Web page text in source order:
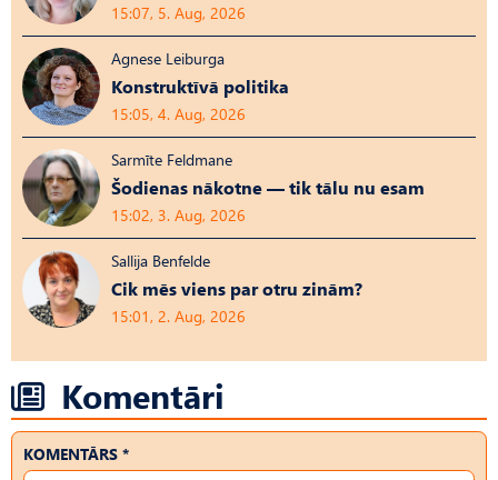
15:07, 5. Aug, 2026
Agnese Leiburga
Konstruktīvā politika
15:05, 4. Aug, 2026
Sarmīte Feldmane
Šodienas nākotne — tik tālu nu esam
15:02, 3. Aug, 2026
Sallija Benfelde
Cik mēs viens par otru zinām?
15:01, 2. Aug, 2026
Komentāri
KOMENTĀRS *